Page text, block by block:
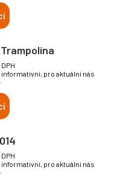
DPH
pro aktuální nás
DPH
pro aktuální nás